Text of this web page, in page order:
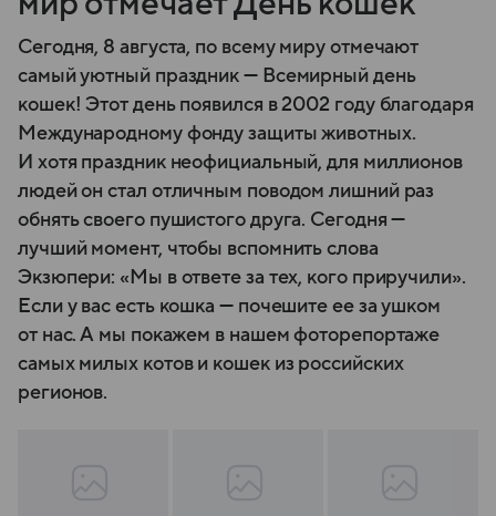
Сегодня, 8 августа, по всему миру отмечают
самый уютный праздник — Всемирный день
кошек! Этот день появился в 2002 году благодаря
Международному фонду защиты животных.
И хотя праздник неофициальный, для миллионов
людей он стал отличным поводом лишний раз
обнять своего пушистого друга. Сегодня —
лучший момент, чтобы вспомнить слова
Экзюпери: «Мы в ответе за тех, кого приручили».
Если у вас есть кошка — почешите ee за ушком
от нас. А мы покажем в нашем фоторепортаже
самых милых котов и кошек из российских
регионов.